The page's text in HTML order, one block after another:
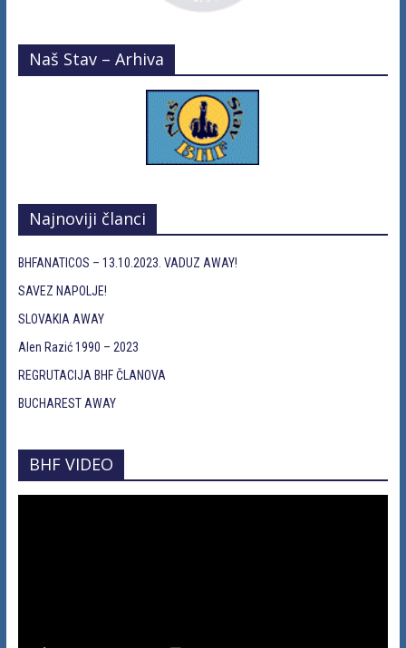
Naš Stav – Arhiva
Najnoviji članci
BHFANATICOS – 13.10.2023. VADUZ AWAY!
SAVEZ NAPOLJE!
SLOVAKIA AWAY
Alen Razić 1990 – 2023
REGRUTACIJA BHF ČLANOVA
BUCHAREST AWAY
BHF VIDEO